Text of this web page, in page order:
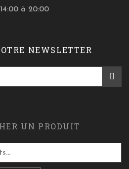
à 20:00
NEWSLETTER
UN PRODUIT